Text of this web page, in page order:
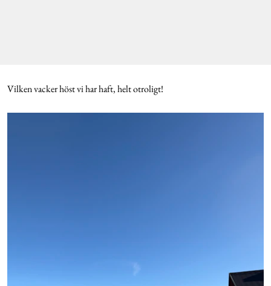
Vilken vacker höst vi har haft, helt otroligt!